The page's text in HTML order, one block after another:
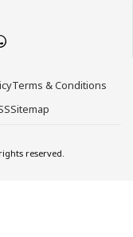
Terms & Conditions
Sitemap
reserved.